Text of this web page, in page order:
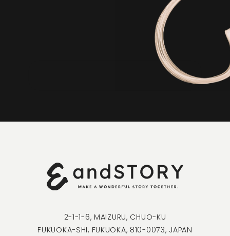
service, product, request contents in an inquiry form.
At first we suggest the most suitable strategy, tactics plan.
2-1-1-6, MAIZURU, CHUO-KU
FUKUOKA-SHI, FUKUOKA, 810-0073, JAPAN